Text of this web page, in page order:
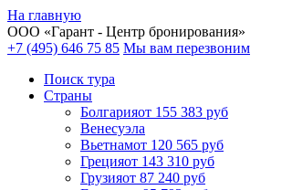
На главную
ООО «Гарант - Центр бронирования»
+7 (495) 646 75 85 Мы вам перезвоним
Поиск тура
Cтраны
Болгарияот 155 383 руб
Венесуэла
Вьетнамот 120 565 руб
Грецияот 143 310 руб
Грузияот 87 240 руб